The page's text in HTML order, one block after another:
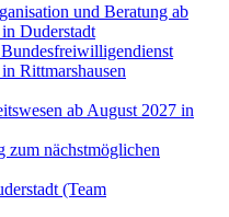
und Beratung ab
Duderstadt
Rittmarshausen
ab August 2027 in
nächstmöglichen
(Team